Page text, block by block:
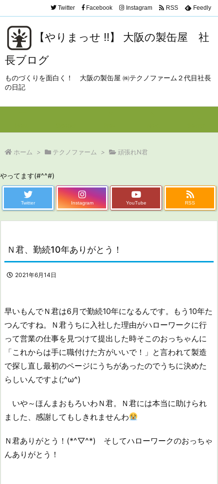
【やりまっせ !!】 大阪の製缶屋 社
長ブログ
ものづくりを面白く！ 大阪の製缶屋 ㈱テクノファーム２代目社長
の日記
Twitter Facebook Instagram RSS Feedly
ホーム > テクノファーム > 頑張れN君
やってます(#^^#)
Twitter Instagram YouTube RSS
Ｎ君、勤続10年ありがとう！
2021年6月14日
早いもんでＮ君は6月で勤続10年になるんです。もう10年た
つんですね。Ｎ君うちに入社した理由がハローワークに行
って営業の仕事を見つけて提出した時そこのおっちゃんに
「これからは手に職付けた方がいいで！」と言われて製造
で探し直し最初のページにうちがあったのでうちに決めた
らしいんですよ(;^ω^)
いや～ほんまおもろいわＮ君。Ｎ君には本当に助けられ
ました、感謝してもしきれませんわ
Ｎ君ありがとう！(*^▽^*) そしてハローワークのおっちゃ
んありがとう！